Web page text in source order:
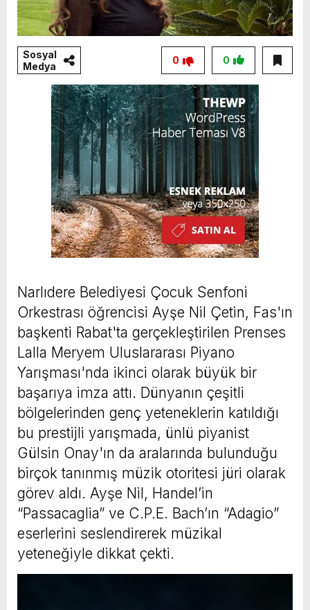
Sosyal
Medya
0
0
Narlıdere Belediyesi Çocuk Senfoni
Orkestrası öğrencisi Ayşe Nil Çetin, Fas'ın
başkenti Rabat'ta gerçekleştirilen Prenses
Lalla Meryem Uluslararası Piyano
Yarışması'nda ikinci olarak büyük bir
başarıya imza attı. Dünyanın çeşitli
bölgelerinden genç yeteneklerin katıldığı
bu prestijli yarışmada, ünlü piyanist
Gülsin Onay'ın da aralarında bulunduğu
birçok tanınmış müzik otoritesi jüri olarak
görev aldı. Ayşe Nil, Handel’in
“Passacaglia” ve C.P.E. Bach’ın “Adagio”
eserlerini seslendirerek müzikal
yeteneğiyle dikkat çekti.